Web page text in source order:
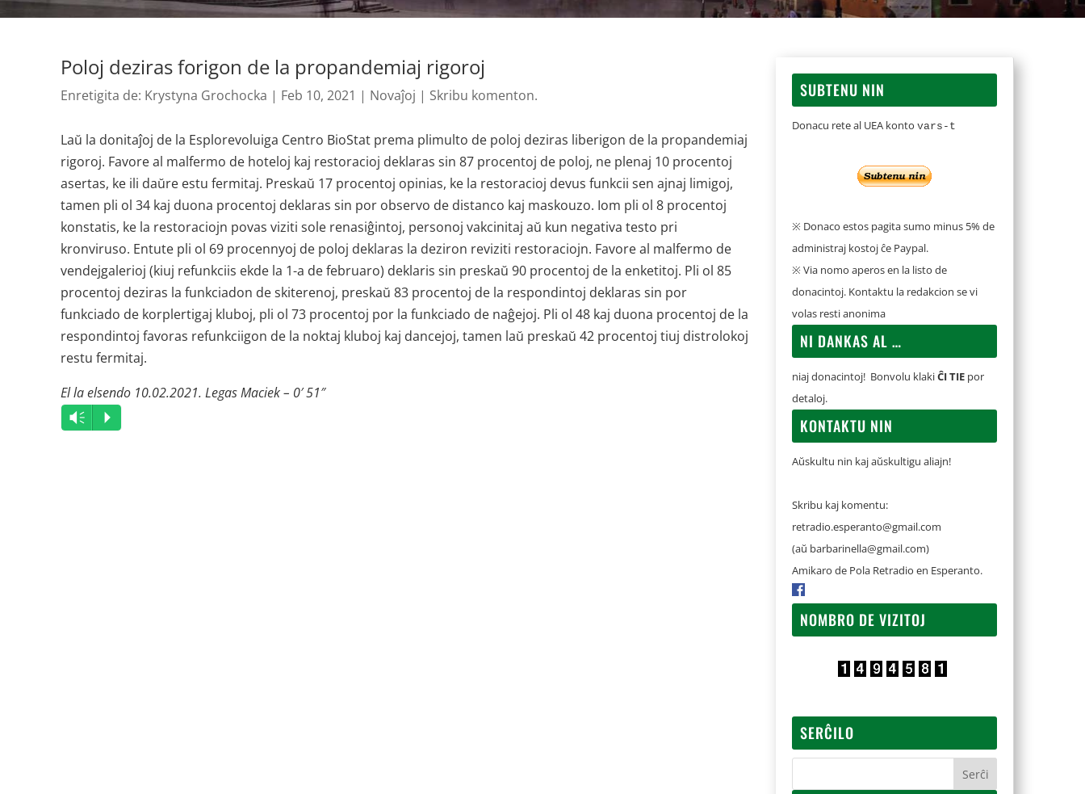
Poloj deziras forigon de la propandemiaj rigoroj
Enretigita de: Krystyna Grochocka | Feb 10, 2021 | Novaĵoj | Skribu komenton.
Laŭ la donitaĵoj de la Esplorevoluiga Centro BioStat prema plimulto de poloj deziras liberigon de la propandemiaj
rigoroj. Favore al malfermo de hoteloj kaj restoracioj deklaras sin 87 procentoj de poloj, ne plenaj 10 procentoj
asertas, ke ili daŭre estu fermitaj. Preskaŭ 17 procentoj opinias, ke la restoracioj devus funkcii sen ajnaj limigoj,
tamen pli ol 34 kaj duona procentoj deklaras sin por observo de distanco kaj maskouzo. Iom pli ol 8 procentoj
konstatis, ke la restoraciojn povas viziti sole renasiĝintoj, personoj vakcinitaj aŭ kun negativa testo pri
kronviruso. Entute pli ol 69 procennyoj de poloj deklaras la deziron reviziti restoraciojn. Favore al malfermo de
vendejgalerioj (kiuj refunkciis ekde la 1-a de februaro) deklaris sin preskaŭ 90 procentoj de la enketitoj. Pli ol 85
procentoj deziras la funkciadon de skiterenoj, preskaŭ 83 procentoj de la respondintoj deklaras sin por
funkciado de korplertigaj kluboj, pli ol 73 procentoj por la funkciado de naĝejoj. Pli ol 48 kaj duona procentoj de la
respondintoj favoras refunkciigon de la noktaj kluboj kaj dancejoj, tamen laŭ preskaŭ 42 procentoj tiuj distrolokoj
restu fermitaj.
El la elsendo 10.02.2021. Legas Maciek – 0′ 51″
Audio
Player
Vm P
SUBTENU NIN
Donacu rete al UEA konto vars-t
※ Donaco estos pagita sumo minus 5% de
administraj kostoj ĉe Paypal.
※ Via nomo aperos en la listo de
donacintoj. Kontaktu la redakcion se vi
volas resti anonima
NI DANKAS AL …
niaj donacintoj! Bonvolu klakiĈI TIEpor
detaloj.
KONTAKTU NIN
Aŭskultu nin kaj aŭskultigu aliajn!
Skribu kaj komentu:
retradio.esperanto@gmail.com
(aŭ barbarinella@gmail.com)
Amikaro de Pola Retradio en Esperanto.
NOMBRO DE VIZITOJ
SERĈILO